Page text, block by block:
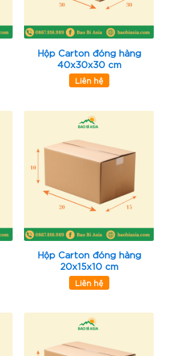
Hộp Carton đóng hàng
40x30x30 cm
Liên hệ
Hộp Carton đóng hàng
20x15x10 cm
Liên hệ